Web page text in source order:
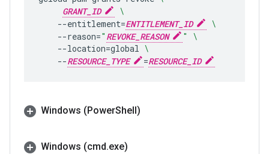
GRANT_ID
\
--entitlement=ENTITLEMENT_ID
\
--reason=" REVOKE_REASON "
\
--location=global \
--RESOURCE_TYPE =RESOURCE_ID
Windows (PowerShell)
Windows (cmd.exe)